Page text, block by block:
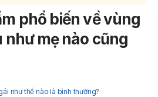
phổ biến về vùng
như mẹ nào cũng
như thế nào là bình thường?